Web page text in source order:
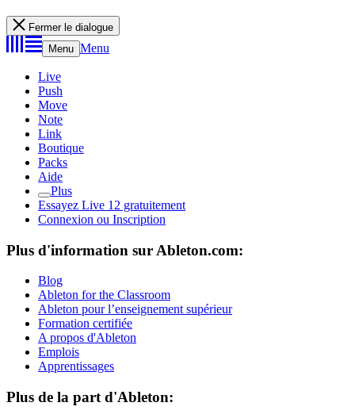
Fermer le dialogue
Menu Menu
Live
Push
Move
Note
Link
Boutique
Packs
Aide
Plus
Essayez Live 12 gratuitement
Connexion ou Inscription
Plus d'information sur Ableton.com:
Blog
Ableton for the Classroom
Ableton pour l’enseignement supérieur
Formation certifiée
A propos d'Ableton
Emplois
Apprentissages
Plus de la part d'Ableton: